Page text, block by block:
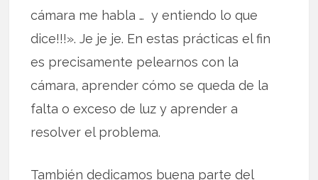
cámara me habla … y entiendo lo que
dice!!!». Je je je. En estas prácticas el fin
es precisamente pelearnos con la
cámara, aprender cómo se queda de la
falta o exceso de luz y aprender a
resolver el problema.
También dedicamos buena parte del